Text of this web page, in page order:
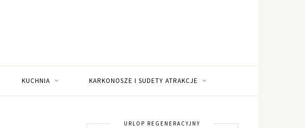
KUCHNIA KARKONOSZE I SUDETY ATRAKCJE
URLOP REGENERACYJNY